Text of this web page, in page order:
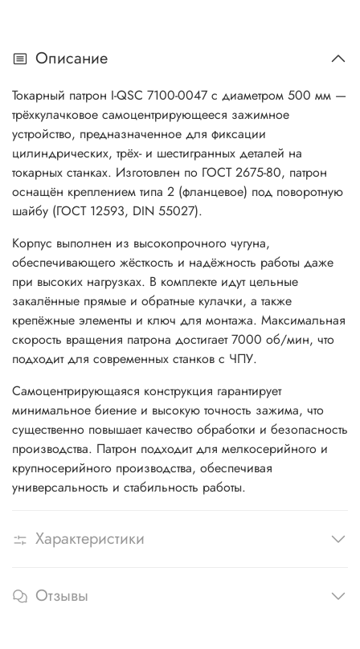
Описание
Токарный патрон I-QSC 7100-0047 с диаметром 500 мм —
трёхкулачковое самоцентрирующееся зажимное
устройство, предназначенное для фиксации
цилиндрических, трёх- и шестигранных деталей на
токарных станках. Изготовлен по ГОСТ 2675-80, патрон
оснащён креплением типа 2 (фланцевое) под поворотную
шайбу (ГОСТ 12593, DIN 55027).
Корпус выполнен из высокопрочного чугуна,
обеспечивающего жёсткость и надёжность работы даже
при высоких нагрузках. В комплекте идут цельные
закалённые прямые и обратные кулачки, а также
крепёжные элементы и ключ для монтажа. Максимальная
скорость вращения патрона достигает 7000 об/мин, что
подходит для современных станков с ЧПУ.
Самоцентрирующаяся конструкция гарантирует
минимальное биение и высокую точность зажима, что
существенно повышает качество обработки и безопасность
производства. Патрон подходит для мелкосерийного и
крупносерийного производства, обеспечивая
универсальность и стабильность работы.
Характеристики
Отзывы